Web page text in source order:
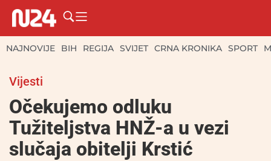
NAJNOVIJE BIH REGIJA SVIJET CRNA KRONIKA SPORT
Vijesti
Očekujemo odluku
Tužiteljstva HNŽ-a u vezi
slučaja obitelji Krstić